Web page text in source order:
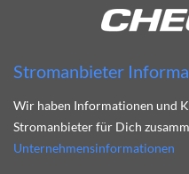
Stromanbieter
Wir haben Informationen und
Stromanbieter für Dich
Unternehmensinformationen